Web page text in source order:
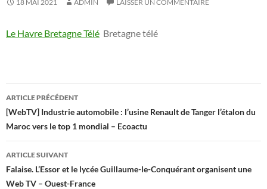
18 MAI 2021 ADMIN LAISSER UN COMMENTAIRE
Le Havre Bretagne Télé Bretagne télé
Navigation
des
articles
ARTICLE PRÉCÉDENT
[WebTV] Industrie automobile : l’usine Renault de Tanger l’étalon du
Maroc vers le top 1 mondial – Ecoactu
ARTICLE SUIVANT
Falaise. L’Essor et le lycée Guillaume-le-Conquérant organisent une
Web TV – Ouest-France